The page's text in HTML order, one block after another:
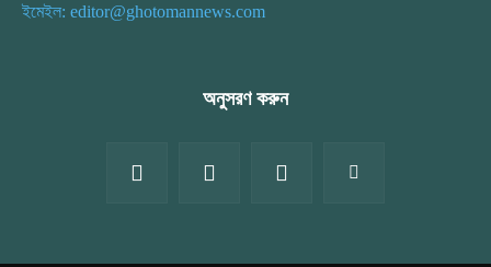
ইমেইল: editor@ghotomannews.com
অনুসরণ করুন